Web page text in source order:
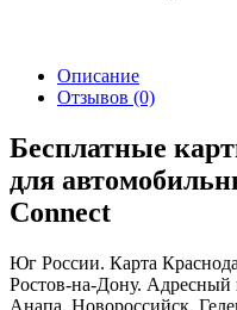
Описание
Отзывов (0)
Бесплатные
для
Connect
Юг России. Карта
Ростов-на-Дону. Адресный
Анапа, Новороссийск,